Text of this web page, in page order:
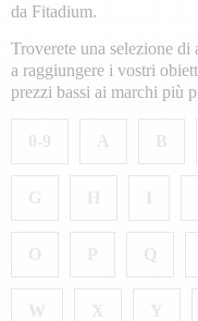
da Fitadium.
Troverete una selezione
a raggiungere i vostri
prezzi bassi ai marchi più
0-9 A B
G H I
O P Q
W X Y